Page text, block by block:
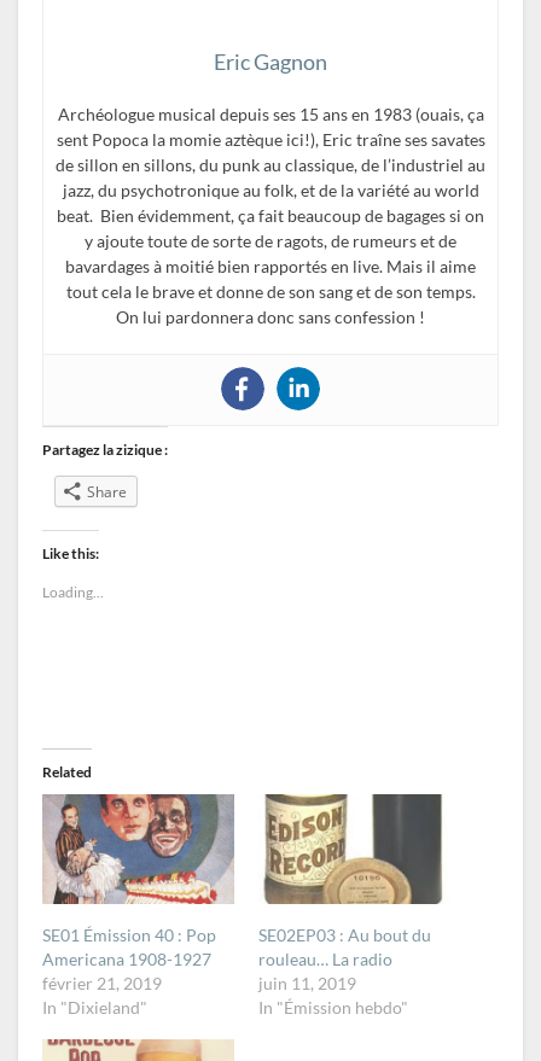
Eric Gagnon
Archéologue musical depuis ses 15 ans en 1983 (ouais, ça
sent Popoca la momie aztèque ici!), Eric traîne ses savates
de sillon en sillons, du punk au classique, de l’industriel au
jazz, du psychotronique au folk, et de la variété au world
beat. Bien évidemment, ça fait beaucoup de bagages si on
y ajoute toute de sorte de ragots, de rumeurs et de
bavardages à moitié bien rapportés en live. Mais il aime
tout cela le brave et donne de son sang et de son temps.
On lui pardonnera donc sans confession !
Partagez la zizique :
Share
Like this:
Loading...
Related
SE01 Émission 40 : Pop
Americana 1908-1927
février 21, 2019
In "Dixieland"
SE02EP03 : Au bout du
rouleau… La radio
juin 11, 2019
In "Émission hebdo"